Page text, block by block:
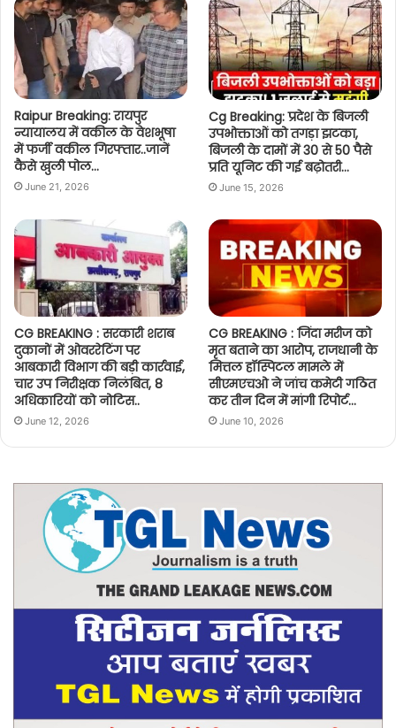
Raipur Breaking: रायपुर
न्यायालय में वकील के वेशभूषा
में फर्जी वकील गिरफ्तार..जानें
कैसे खुली पोल…
June 21, 2026
Cg Breaking: प्रदेश के बिजली
उपभोक्ताओं को तगड़ा झटका,
बिजली के दामों में 30 से 50 पैसे
प्रति यूनिट की गई बढ़ोतरी…
June 15, 2026
CG BREAKING : सरकारी शराब
दुकानों में ओवररेटिंग पर
आबकारी विभाग की बड़ी कार्रवाई,
चार उप निरीक्षक निलंबित, 8
अधिकारियों को नोटिस..
June 12, 2026
CG BREAKING : जिंदा मरीज को
मृत बताने का आरोप, राजधानी के
मित्तल हॉस्पिटल मामले में
सीएमएचओ ने जांच कमेटी गठित
कर तीन दिन में मांगी रिपोर्ट…
June 10, 2026